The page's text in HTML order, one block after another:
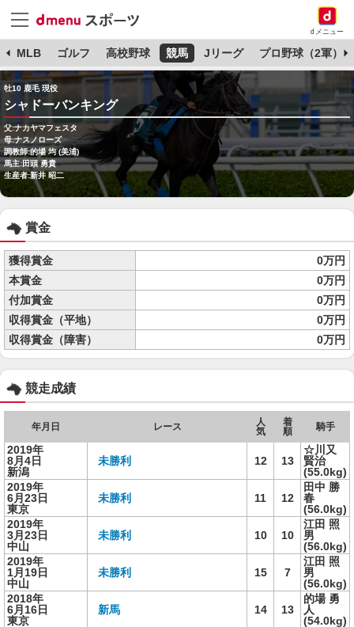
dメニュー
MLB ゴルフ 高校野球 競馬 Jリーグ プロ野球（2軍）
牡10 鹿毛 現役
シャドーバンキング
父:ナカヤマフェスタ
母:ナスノローズ
調教師:的場 均 (美浦)
馬主:田頭 勇貴
生産者:新井 昭二
賞金
獲得賞金
0万円
本賞金
0万円
付加賞金
0万円
収得賞金（平地）
0万円
収得賞金（障害）
0万円
競走成績
年月日 レース
人
気
着
順
騎手
2019年
8月4日
新潟
未勝利 12 13
☆川又
賢治
(55.0kg)
2019年
6月23日
東京
未勝利 11 12
田中 勝
春
(56.0kg)
2019年
3月23日
中山
未勝利 10 10
江田 照
男
(56.0kg)
2019年
1月19日
中山
未勝利 15 7
江田 照
男
(56.0kg)
2018年
6月16日
東京
新馬 14 13
的場 勇
人
(54.0kg)